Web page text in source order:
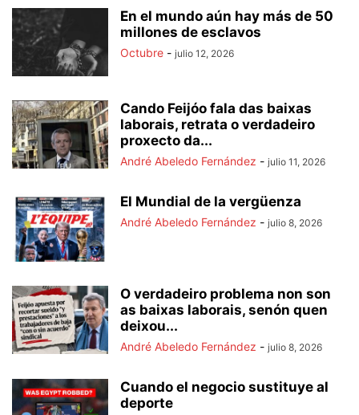
En el mundo aún hay más de 50
millones de esclavos
Octubre - julio 12, 2026
Cando Feijóo fala das baixas
laborais, retrata o verdadeiro
proxecto da...
André Abeledo Fernández - julio 11, 2026
El Mundial de la vergüenza
André Abeledo Fernández - julio 8, 2026
O verdadeiro problema non son
as baixas laborais, senón quen
deixou...
André Abeledo Fernández - julio 8, 2026
Cuando el negocio sustituye al
deporte